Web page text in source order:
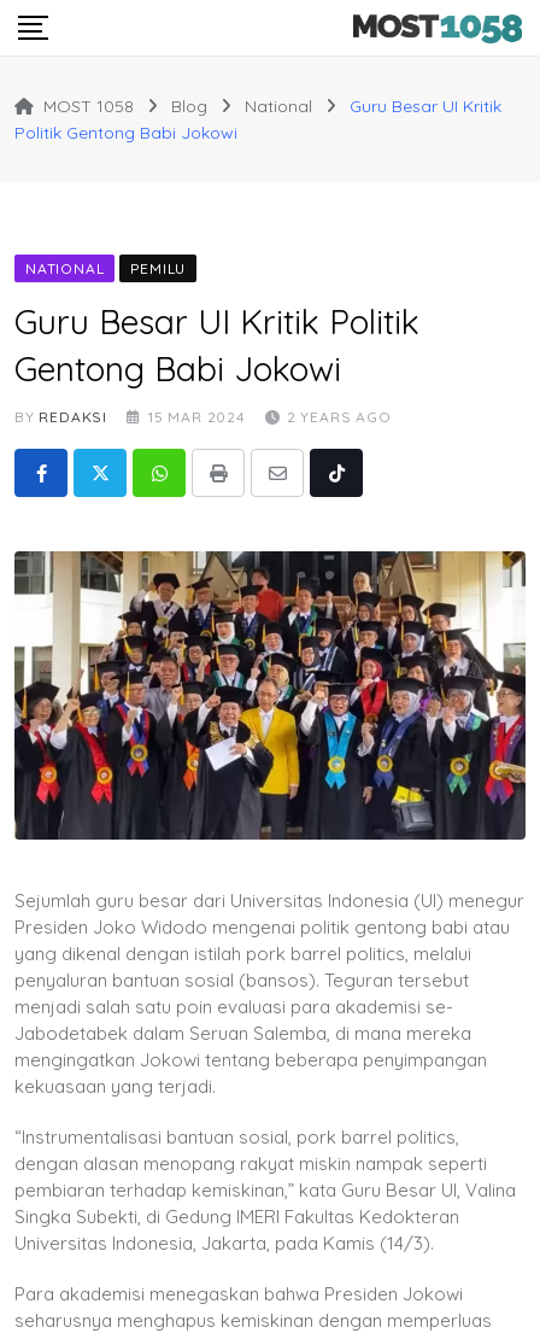
Skip
MOST 1058 Blog National
Guru Besar UI Kritik
Politik Gentong Babi Jokowi
NATIONAL PEMILU
Guru Besar UI Kritik Politik
Gentong Babi Jokowi
BY REDAKSI 15 MAR 2024 2 YEARS AGO
WhatsappPrint
Share
Tiktok
Sejumlah guru besar dari Universitas Indonesia (UI) menegur
Presiden Joko Widodo mengenai politik gentong babi atau
yang dikenal dengan istilah pork barrel politics, melalui
penyaluran bantuan sosial (bansos). Teguran tersebut
menjadi salah satu poin evaluasi para akademisi se-
Jabodetabek dalam Seruan Salemba, di mana mereka
mengingatkan Jokowi tentang beberapa penyimpangan
kekuasaan yang terjadi.
“Instrumentalisasi bantuan sosial, pork barrel politics,
dengan alasan menopang rakyat miskin nampak seperti
pembiaran terhadap kemiskinan,” kata Guru Besar UI, Valina
Singka Subekti, di Gedung IMERI Fakultas Kedokteran
Universitas Indonesia, Jakarta, pada Kamis (14/3).
Para akademisi menegaskan bahwa Presiden Jokowi
seharusnya menghapus kemiskinan dengan memperluas